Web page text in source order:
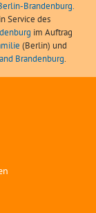
Brandenburg.
Service des
im Auftrag
(Berlin) und
Brandenburg.